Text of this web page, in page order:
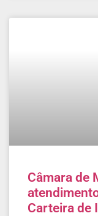
Câmara de
Carteira de